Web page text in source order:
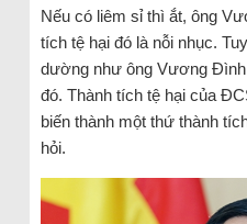
Nếu có liêm sỉ thì ắt, ông
tích tệ hại đó là nỗi nhục.
dường như ông Vương Đình
đó. Thành tích tệ hại của
biến thành một thứ thành
hỏi.